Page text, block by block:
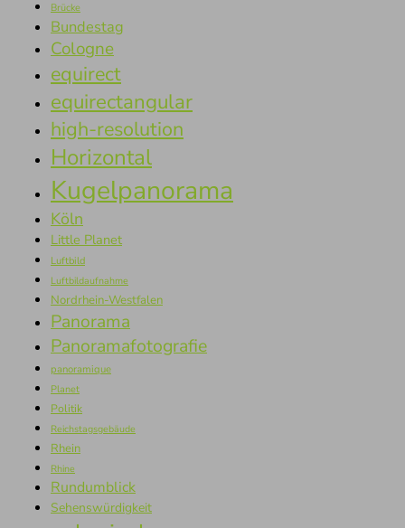
Brücke
Bundestag
Cologne
equirect
equirectangular
high-resolution
Horizontal
Kugelpanorama
Köln
Little Planet
Luftbild
Luftbildaufnahme
Nordrhein-Westfalen
Panorama
Panoramafotografie
panoramique
Planet
Politik
Reichstagsgebäude
Rhein
Rhine
Rundumblick
Sehenswürdigkeit